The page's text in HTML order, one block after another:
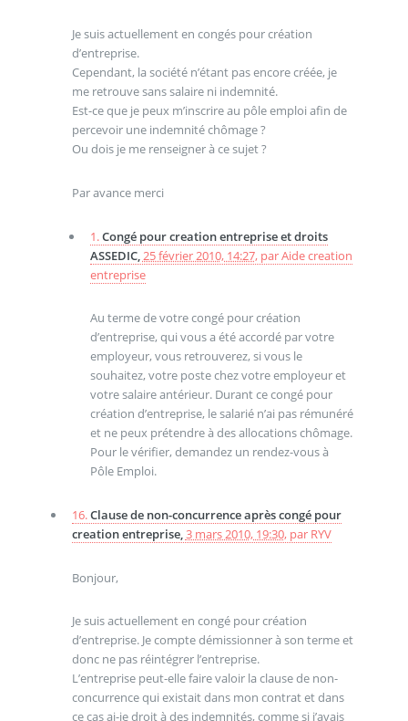
Je suis actuellement en congés pour création
d’entreprise.
Cependant, la société n’étant pas encore créée, je
me retrouve sans salaire ni indemnité.
Est-ce que je peux m’inscrire au pôle emploi afin de
percevoir une indemnité chômage ?
Ou dois je me renseigner à ce sujet ?
Par avance merci
1.Congé pour creation entreprise et droits
ASSEDIC,25 février 2010, 14:27, parAide creation
entreprise
Au terme de votre congé pour création
d’entreprise, qui vous a été accordé par votre
employeur, vous retrouverez, si vous le
souhaitez, votre poste chez votre employeur et
votre salaire antérieur. Durant ce congé pour
création d’entreprise, le salarié n’ai pas rémunéré
et ne peux prétendre à des allocations chômage.
Pour le vérifier, demandez un rendez-vous à
Pôle Emploi.
16.Clause de non-concurrence après congé pour
creation entreprise,3 mars 2010, 19:30, par RYV
Bonjour,
Je suis actuellement en congé pour création
d’entreprise. Je compte démissionner à son terme et
donc ne pas réintégrer l’entreprise.
L’entreprise peut-elle faire valoir la clause de non-
concurrence qui existait dans mon contrat et dans
ce cas ai-je droit à des indemnités, comme si j’avais